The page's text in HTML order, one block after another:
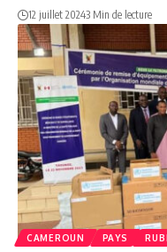
12 juillet 20243 Min de lecture
CAMEROUN PAYS